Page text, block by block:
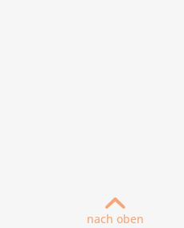
nach oben